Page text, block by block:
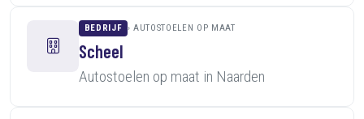
BEDRIJF AUTOSTOELEN OP MAAT
Scheel
Autostoelen op maat in Naarden